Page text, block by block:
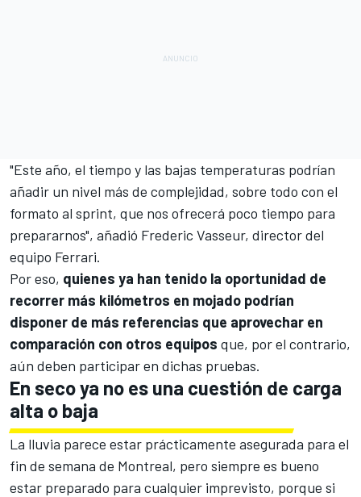
"Este año, el tiempo y las bajas temperaturas podrían
añadir un nivel más de complejidad, sobre todo con el
formato al sprint, que nos ofrecerá poco tiempo para
prepararnos", añadió Frederic Vasseur, director del
equipo Ferrari.
Por eso, quienes ya han tenido la oportunidad de
recorrer más kilómetros en mojado podrían
disponer de más referencias que aprovechar en
comparación con otros equipos que, por el contrario,
aún deben participar en dichas pruebas.
En seco ya no es una cuestión de carga
alta o baja
La lluvia parece estar prácticamente asegurada para el
fin de semana de Montreal, pero siempre es bueno
estar preparado para cualquier imprevisto, porque si